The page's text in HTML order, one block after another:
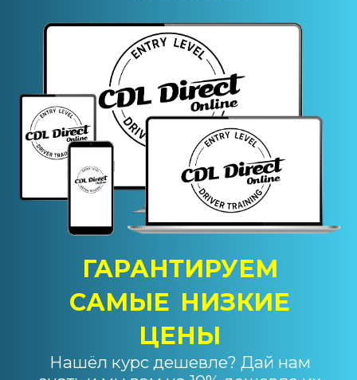
ГАРАНТИРУЕМ
САМЫЕ НИЗКИЕ
ЦЕНЫ
Нашёл курс дешевле? Дай нам